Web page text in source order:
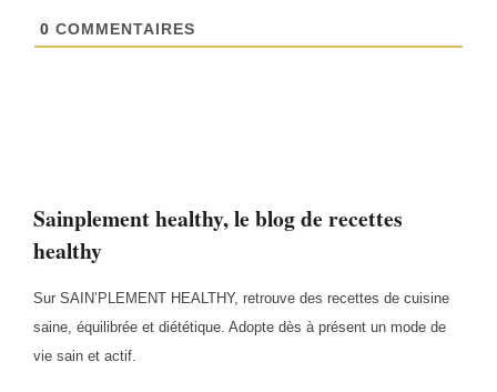
Sainplement healthy, le blog de recettes
healthy
Sur SAIN’PLEMENT HEALTHY, retrouve des recettes de cuisine
saine, équilibrée et diététique. Adopte dès à présent un mode de
vie sain et actif.
0 COMMENTAIRES